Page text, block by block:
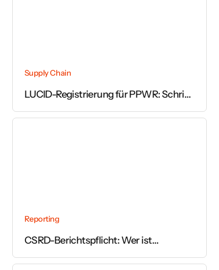
Supply Chain
LUCID-Registrierung für PPWR: Schritt
Reporting
CSRD-Berichtspflicht: Wer ist